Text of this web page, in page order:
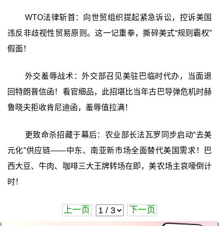
WTO法律斩首：向世贸组织提起紧急诉讼，控诉美国
违反非歧视性贸易原则。这一记重拳，撕碎美式“规则霸权”
假面！
外交羞辱战术：外交部召见美驻巴临时代办，当面退
回特朗普信函！看官细品，此招堪比当年古巴导弹危机时赫
鲁晓夫拒收肯尼迪函，羞辱值拉满！
更致命杀招藏于幕后：农业部长法瓦罗同步启动“去美
元化”供应链——中东、南亚新市场全面替代美国需求！巴
西大豆、牛肉、咖啡三大王牌转场在即，美农场主哀嚎倒计
时！
上一页 下一页